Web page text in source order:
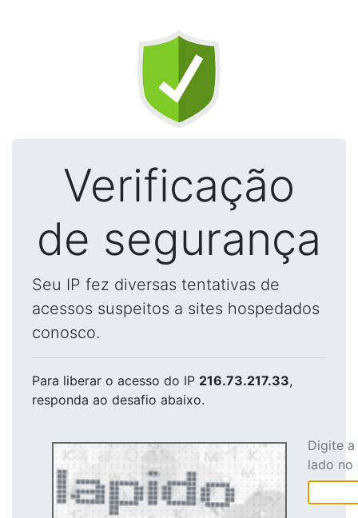
Verificação
de segurança
Seu IP fez diversas tentativas de
acessos suspeitos a sites hospedados
conosco.
Para liberar o acesso do IP 216.73.217.33,
responda ao desafio abaixo.
Digite
lado no